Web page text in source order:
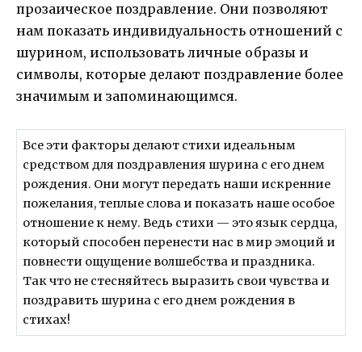
прозаическое поздравление. Они позволяют
нам показать индивидуальность отношений с
шурином, использовать личные образы и
символы, которые делают поздравление более
значимым и запоминающимся.
Все эти факторы делают стихи идеальным
средством для поздравления шурина с его днем
рождения. Они могут передать наши искренние
пожелания, теплые слова и показать наше особое
отношение к нему. Ведь стихи — это язык сердца,
который способен перенести нас в мир эмоций и
повнести ощущение волшебства и праздника.
Так что не стесняйтесь выразить свои чувства и
поздравить шурина с его днем рождения в
стихах!